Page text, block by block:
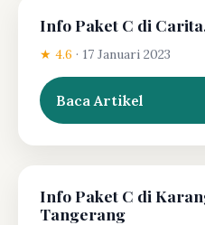
Info Paket C di
★ 4.6 · 17 Januari 2023
Baca Artikel
Info Paket C di
Tangerang